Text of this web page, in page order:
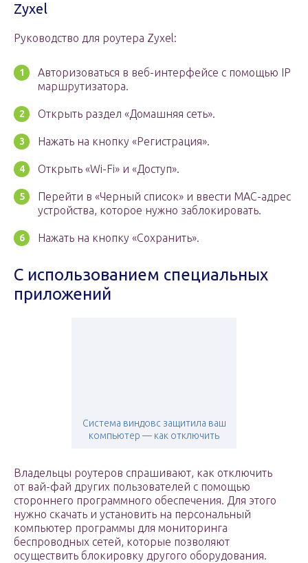
Zyxel
Руководство для роутера Zyxel:
Авторизоваться в веб-интерфейсе с помощью IP
маршрутизатора.
Открыть раздел «Домашняя сеть».
Нажать на кнопку «Регистрация».
Открыть «Wi-Fi» и «Доступ».
Перейти в «Черный список» и ввести MAC-адрес
устройства, которое нужно заблокировать.
Нажать на кнопку «Сохранить».
С использованием специальных
приложений
Система виндовс защитила ваш
компьютер — как отключить
Владельцы роутеров спрашивают, как отключить
от вай-фай других пользователей с помощью
стороннего программного обеспечения. Для этого
нужно скачать и установить на персональный
компьютер программы для мониторинга
беспроводных сетей, которые позволяют
осуществить блокировку другого оборудования.